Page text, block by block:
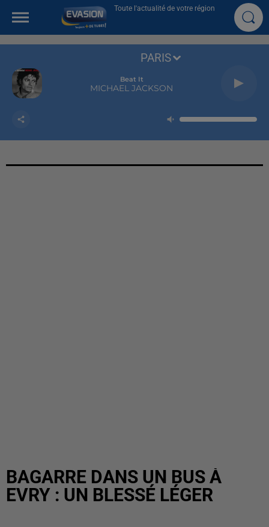
Toute l'actualité de votre région
Beat It
MICHAEL JACKSON
PARIS
BAGARRE DANS UN BUS À
EVRY : UN BLESSÉ LÉGER